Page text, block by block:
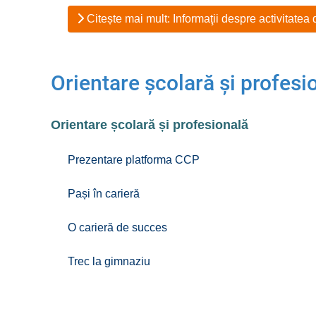
Citește mai mult: Informaţii despre
Orientare școlară și
Orientare școlară și profesională
Prezentare platforma CCP
Pași în carieră
O carieră de succes
Trec la gimnaziu